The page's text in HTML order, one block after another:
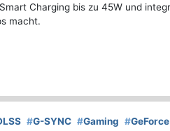
Charging bis zu 45W und
macht.
#G-SYNC #Gaming #GeForce